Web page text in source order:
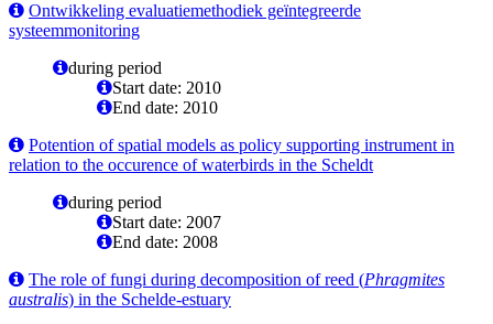
Ontwikkeling evaluatiemethodiek geïntegreerde
systeemmonitoring
during period
Start date: 2010
End date: 2010
Potention of spatial models as policy supporting instrument in
relation to the occurence of waterbirds in the Scheldt
during period
Start date: 2007
End date: 2008
The role of fungi during decomposition of reed (Phragmites
australis) in the Schelde-estuary